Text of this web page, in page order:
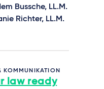
Bussche, LL.M.
Richter, LL.M.
KOMMUNIKATION
law ready